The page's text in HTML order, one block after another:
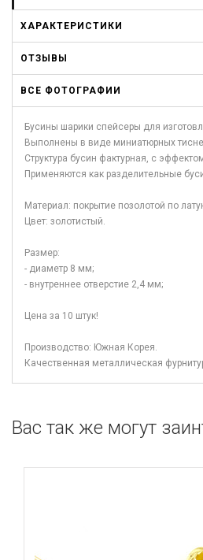
ХАРАКТЕРИСТИКИ
ОТЗЫВЫ
ВСЕ ФОТОГРАФИИ
Бусины шарики спейсеры для
Выполнены в виде миниатюрных
Структура бусин фактурная, с
Применяются как разделительные
Материал: покрытие позолотой по
Цвет: золотистый.
Размер:
- диаметр 8 мм;
- внутреннее отверстие 2,4 мм;
Цена за 10 штук!
Производство: Южная Корея.
Качественная металлическая
Вас так же могут